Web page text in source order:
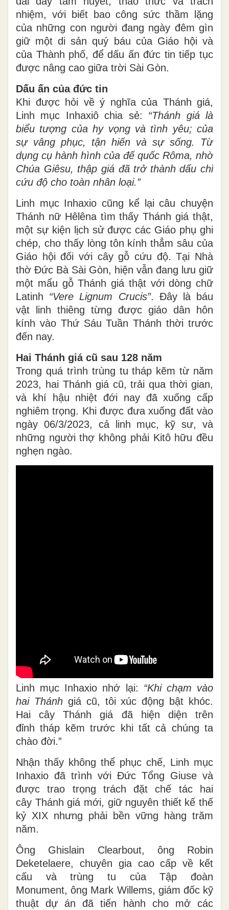
nhiệm, với biết bao công sức thầm lặng
của những con người đang ngày đêm gìn
giữ một di sản quý báu của Giáo hội và
của Thành phố, để dấu ấn đức tin tiếp tục
được nâng cao giữa trời Sài Gòn.
Dấu ấn của đức tin
Khi được hỏi về ý nghĩa của Thánh giá,
Linh mục Inhaxiô chia sẻ: “Thánh giá là
biểu tượng của hy vọng và tình yêu; của
sự vâng phục, tận hiến và sự sống. Từ
dụng cụ hành hình của đế quốc Rôma, nhờ
Chúa Giêsu, thập giá đã trở thành dấu chỉ
cứu độ cho toàn nhân loại.”
Linh mục Inhaxio cũng kể lại câu chuyện
Thánh nữ Hêlêna tìm thấy Thánh giá thật,
một sự kiện lịch sử được các Giáo phụ ghi
chép, cho thấy lòng tôn kính thẳm sâu của
Giáo hội đối với cây gỗ cứu độ. Tại Nhà
thờ Đức Bà Sài Gòn, hiện vẫn đang lưu giữ
một mẩu gỗ Thánh giá thật với dòng chữ
Latinh “Vere Lignum Crucis”. Đây là báu
vật linh thiêng từng được giáo dân hôn
kính vào Thứ Sáu Tuần Thánh thời trước
đến nay.
Hai Thánh giá cũ sau 128 năm
Trong quá trình trùng tu tháp kẽm từ năm
2023, hai Thánh giá cũ, trải qua thời gian,
và khí hậu nhiệt đới nay đã xuống cấp
nghiêm trọng. Khi được đưa xuống đất vào
ngày 06/3/2023, cả linh mục, kỹ sư, và
những người thợ không phải Kitô hữu đều
nghẹn ngào.
Linh mục Inhaxio nhớ lại: “Khi chạm vào
hai Thánh giá cũ, tôi xúc động bật khóc.
Hai cây Thánh giá đã hiện diện trên
đỉnh tháp kẽm trước khi tất cả chúng ta
chào đời.”
Nhận thấy không thể phục chế, Linh mục
Inhaxio đã trình với Đức Tổng Giuse và
được trao trọng trách đặt chế tác hai
cây Thánh giá mới, giữ nguyên thiết kế thế
kỷ XIX nhưng phải bền vững hàng trăm
năm.
Ông Ghislain Clearbout, ông Robin
Deketelaere, chuyên gia cao cấp về kết
cấu và trùng tu của Tập đoàn
Monument, ông Mark Willems, giám đốc kỹ
thuật dự án đã tiến hành cho mở các